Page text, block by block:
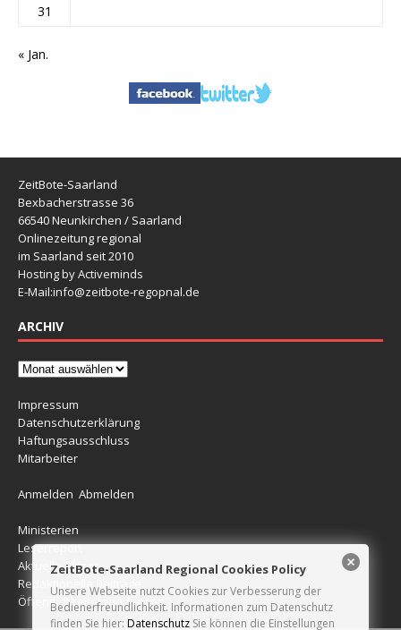
31
« Jan.
ZeitBote-Saarland
Bexbacherstrasse 36
66540 Neunkirchen / Saarland
Onlinezeitung regional
im Saarland seit 2010
Hosting by Activeminds
E-Mail:info@zeitbote-regopnal.de
ARCHIV
Impressum
Datenschutzerklärung
Haftungsausschluss
Mitarbeiter
Anmelden Abmelden
Ministerien
Leserreport
Aktuelle Blitzer
Redaktionelle Beiträge
Öffentlichkeitsfahndungen
ZeitBote-Saarland Regional Cookies Policy
Unsere Webseite nutzt Cookies zur Verbesserung der
Bedienerfreundlichkeit. Informationen zum Datenschutz
finden Sie hier: Datenschutz Sie können die Einstellungen